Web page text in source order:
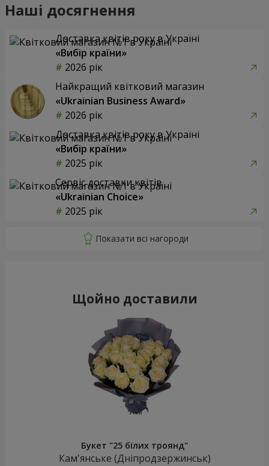
Наші досягнення
Доставка квітів року в Україні
«Вибір країни»
2026 рік
Найкращий квітковий магазин
«Ukrainian Business Award»
2026 рік
Доставка квітів року в Україні
«Вибір країни»
2025 рік
Сервіс доставки квітів
«Ukrainian Choice»
2025 рік
Щойно доставили
Букет "25 білих троянд"
Кам'янське (Дніпродзержинськ)